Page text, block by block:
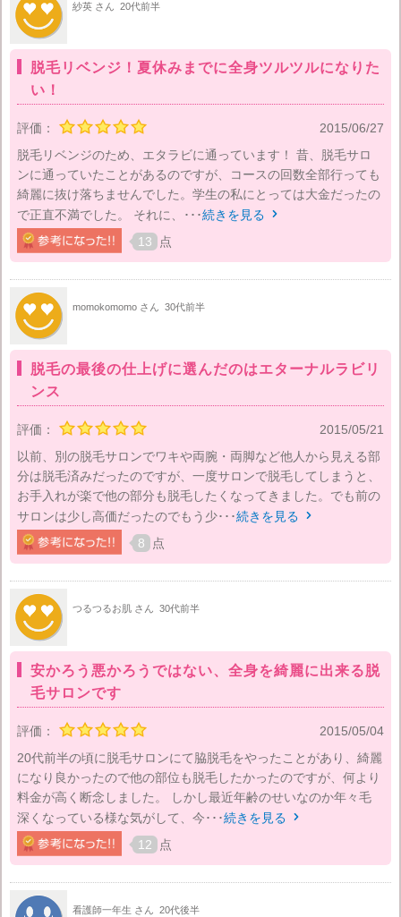
紗英 さん 20代前半
脱毛リベンジ！夏休みまでに全身ツルツルになりた
い！
評価：
2015/06/27
脱毛リベンジのため、エタラビに通っています！ 昔、脱毛サロ
ンに通っていたことがあるのですが、コースの回数全部行っても
綺麗に抜け落ちませんでした。学生の私にとっては大金だったの
で正直不満でした。 それに、･･･続きを見る 
13 点
momokomomo さん 30代前半
脱毛の最後の仕上げに選んだのはエターナルラビリ
ンス
評価：
2015/05/21
以前、別の脱毛サロンでワキや両腕・両脚など他人から見える部
分は脱毛済みだったのですが、一度サロンで脱毛してしまうと、
お手入れが楽で他の部分も脱毛したくなってきました。でも前の
サロンは少し高価だったのでもう少･･･続きを見る 
8 点
つるつるお肌 さん 30代前半
安かろう悪かろうではない、全身を綺麗に出来る脱
毛サロンです
評価：
2015/05/04
20代前半の頃に脱毛サロンにて脇脱毛をやったことがあり、綺麗
になり良かったので他の部位も脱毛したかったのですが、何より
料金が高く断念しました。 しかし最近年齢のせいなのか年々毛
深くなっている様な気がして、今･･･続きを見る 
12 点
看護師一年生 さん 20代後半